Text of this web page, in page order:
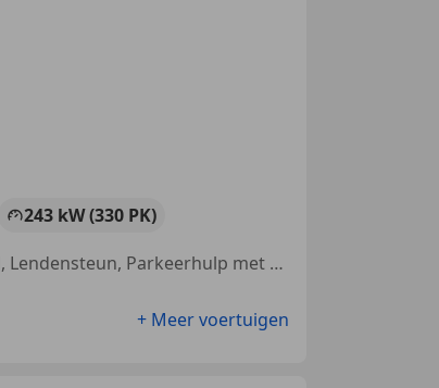
243 kW (330 PK)
Xenon verlichting, Met onderhoudshistorie, Getinte ramen, Sportonderstel, Lendensteun, Parkeerhulp met camera, Panorama dak, Keyless Entry
+ Meer voertuigen